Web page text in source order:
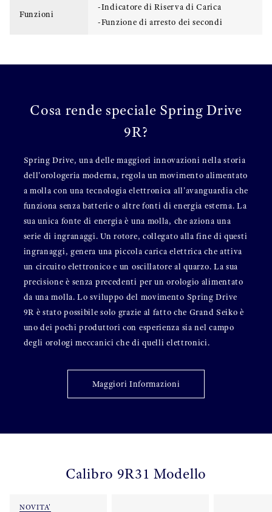
Funzioni
-Indicatore di Riserva di Carica
-Funzione di arresto dei secondi
Cosa rende speciale Spring Drive
9R?
Spring Drive, una delle maggiori innovazioni nella storia
dell'orologeria moderna, regola un movimento alimentato
a molla con una tecnologia elettronica all'avanguardia che
funziona senza batterie o altre fonti di energia esterna. La
sua unica fonte di energia è una molla, che aziona una
serie di ingranaggi. Un rotore, collegato alla fine di questi
ingranaggi, genera una piccola carica elettrica che attiva
un circuito elettronico e un oscillatore al quarzo. La sua
precisione è senza precedenti per un orologio alimentato
da una molla. Lo sviluppo del movimento Spring Drive
9R è stato possibile solo grazie al fatto che Grand Seiko è
uno dei pochi produttori con esperienza sia nel campo
degli orologi meccanici che di quelli elettronici.
Maggiori Informazioni
Calibro 9R31 Modello
NOVITA'